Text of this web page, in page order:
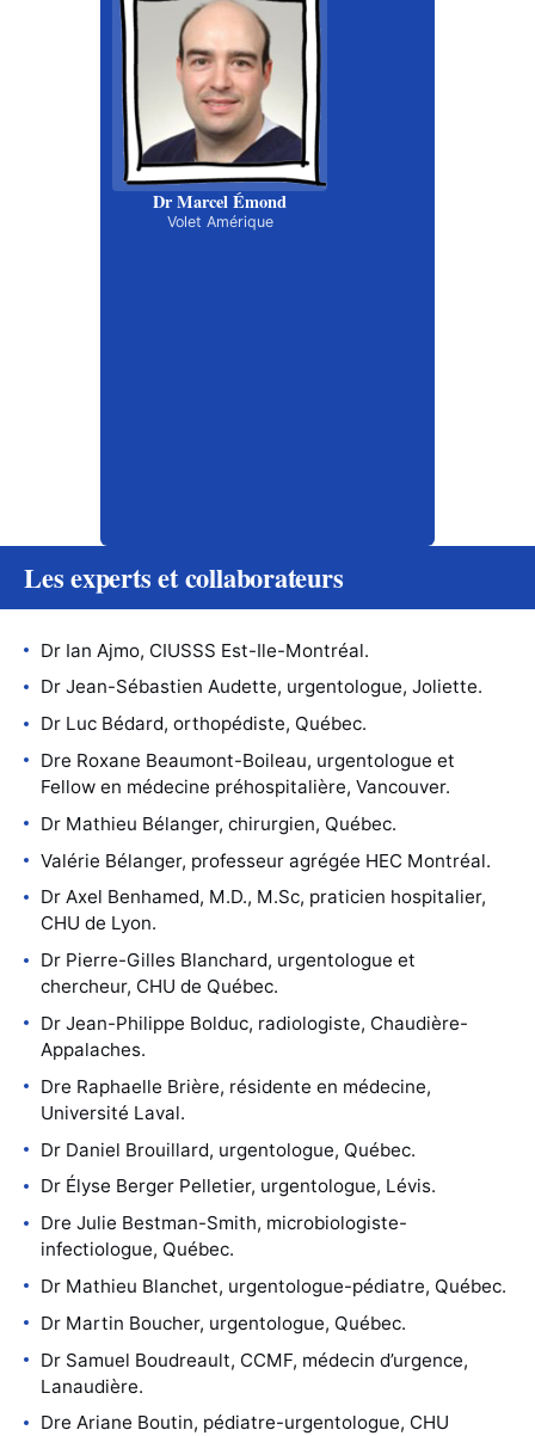
Dr Marcel Émond
Volet Amérique
Les experts et collaborateurs
Dr Ian Ajmo, CIUSSS Est-Ile-Montréal.
Dr Jean-Sébastien Audette, urgentologue, Joliette.
Dr Luc Bédard, orthopédiste, Québec.
Dre Roxane Beaumont-Boileau, urgentologue et
Fellow en médecine préhospitalière, Vancouver.
Dr Mathieu Bélanger, chirurgien, Québec.
Valérie Bélanger, professeur agrégée HEC Montréal.
Dr Axel Benhamed, M.D., M.Sc, praticien hospitalier,
CHU de Lyon.
Dr Pierre-Gilles Blanchard, urgentologue et
chercheur, CHU de Québec.
Dr Jean-Philippe Bolduc, radiologiste, Chaudière-
Appalaches.
Dre Raphaelle Brière, résidente en médecine,
Université Laval.
Dr Daniel Brouillard, urgentologue, Québec.
Dr Élyse Berger Pelletier, urgentologue, Lévis.
Dre Julie Bestman-Smith, microbiologiste-
infectiologue, Québec.
Dr Mathieu Blanchet, urgentologue-pédiatre, Québec.
Dr Martin Boucher, urgentologue, Québec.
Dr Samuel Boudreault, CCMF, médecin d’urgence,
Lanaudière.
Dre Ariane Boutin, pédiatre-urgentologue, CHU